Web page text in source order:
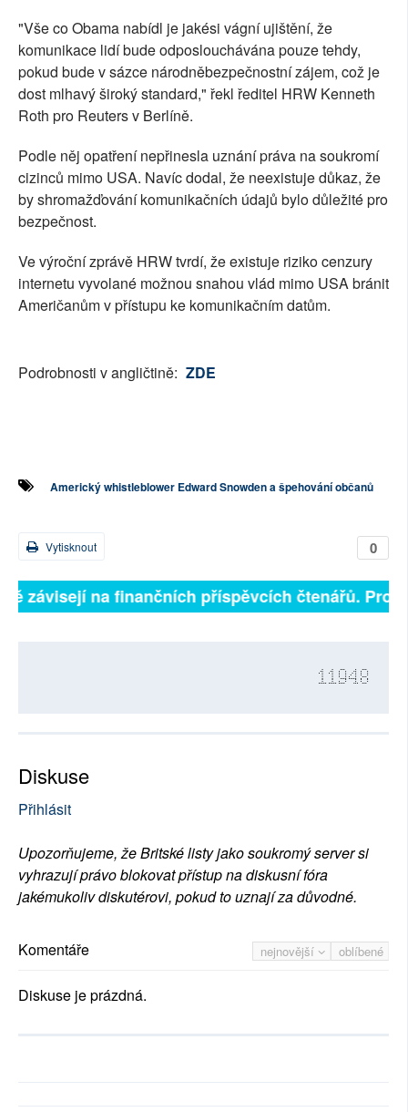
"Vše co Obama nabídl je jakési vágní ujištění, že
komunikace lidí bude odposlouchávána pouze tehdy,
pokud bude v sázce národněbezpečnostní zájem, což je
dost mlhavý široký standard," řekl ředitel HRW Kenneth
Roth pro Reuters v Berlíně.
Podle něj opatření nepřinesla uznání práva na soukromí
cizinců mimo USA. Navíc dodal, že neexistuje důkaz, že
by shromažďování komunikačních údajů bylo důležité pro
bezpečnost.
Ve výroční zprávě HRW tvrdí, že existuje riziko cenzury
internetu vyvolané možnou snahou vlád mimo USA bránit
Američanům v přístupu ke komunikačním datům.
Podrobnosti v angličtině: ZDE
Americký whistleblower Edward Snowden a špehování občanů
0
Vytisknout
závisejí na finančních příspěvcích čtenářů.
11948
Diskuse
Přihlásit
Upozorňujeme, že Britské listy jako soukromý server si
vyhrazují právo blokovat přístup na diskusní fóra
jakémukoliv diskutérovi, pokud to uznají za důvodné.
nejnovější oblíbené
Komentáře
Diskuse je prázdná.